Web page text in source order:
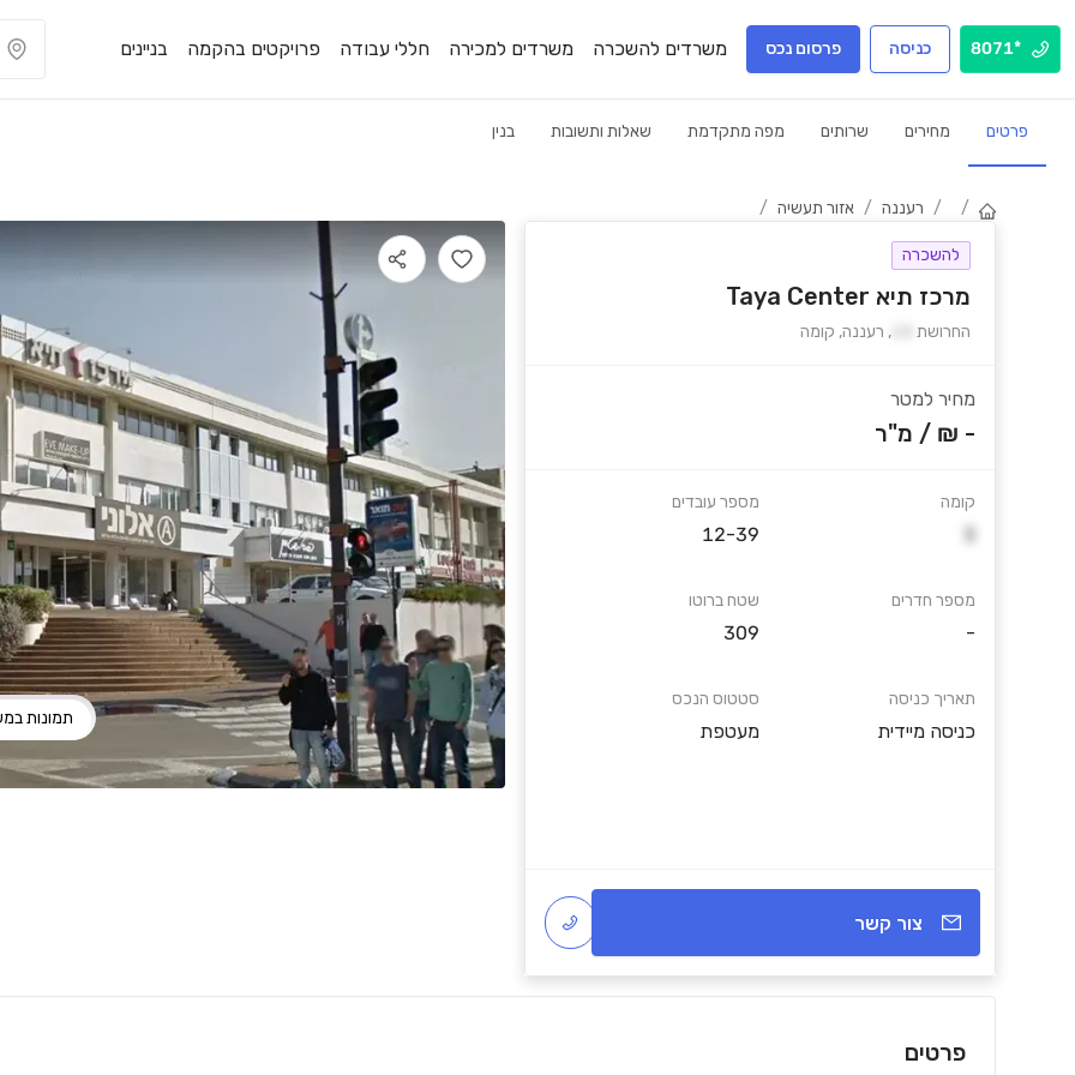
*8071 כניסה פרסום נכס משרדים להשכרה משרדים למכירה חללי עבודה פרויקטים בהקמה בניינים
פרטים מחירים שרותים מפה מתקדמת שאלות ותשובות בנין
/
/ רעננה / אזור תעשיה /
להשכרה
מרכז תיא Taya Center
החרושת , רעננה, קומה
מחיר למטר
- ₪
/ מ"ר
קומה
מספר חדרים
-
תאריך כניסה
כניסה מיידית
מספר עובדים
12-39
שטח ברוטו
309
סטטוס הנכס
מעטפת
צור קשר
תמונות
פרטים